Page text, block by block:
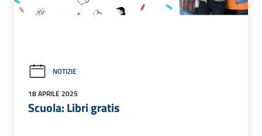
NOTIZIE
18 APRILE 2025
Scuola: Libri gratis